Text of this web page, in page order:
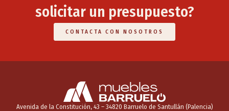
solicitar un presupuesto?
CONTACTA CON NOSOTROS
Avenida de la Constitución, 43 – 34820 Barruelo de Santullán (Palencia)